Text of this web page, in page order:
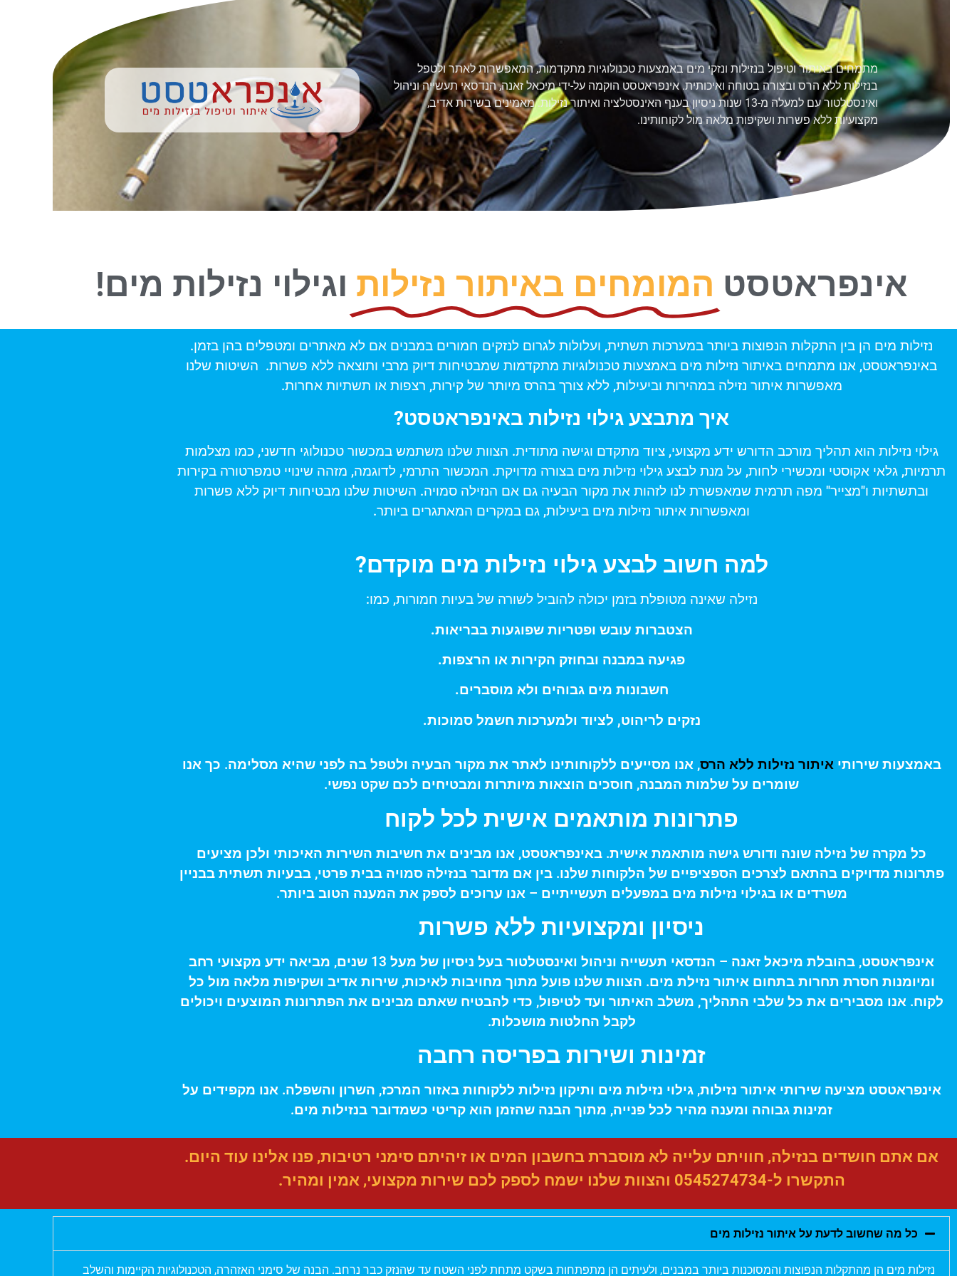
מתמחים באיתור וטיפול בנזילות ונזקי מים באמצעות טכנולוגיות מתקדמות, המאפשרות לאתר ולטפל
בנזילות ללא הרס ובצורה בטוחה ואיכותית. אינפראטסט הוקמה על-ידי מיכאל זאנה, הנדסאי תעשייה וניהול
ואינסטלטור עם למעלה מ-13 שנות ניסיון בענף האינסטלציה ואיתור נזילות. מאמינים בשירות אדיב,
מקצועיות ללא פשרות ושקיפות מלאה מול לקוחותינו.
אינפראטסט המומחים באיתור נזילות וגילוי נזילות מים!
נזילות מים הן בין התקלות הנפוצות ביותר במערכות תשתית, ועלולות לגרום לנזקים חמורים במבנים אם לא מאתרים ומטפלים בהן בזמן.
באינפראטסט, אנו מתמחים באיתור נזילות מים באמצעות טכנולוגיות מתקדמות שמבטיחות דיוק מרבי ותוצאה ללא פשרות. השיטות שלנו
מאפשרות איתור נזילה במהירות וביעילות, ללא צורך בהרס מיותר של קירות, רצפות או תשתיות אחרות.
איך מתבצע גילוי נזילות באינפראטסט?
גילוי נזילות הוא תהליך מורכב הדורש ידע מקצועי, ציוד מתקדם וגישה מתודית. הצוות שלנו משתמש במכשור טכנולוגי חדשני, כמו מצלמות
תרמיות, גלאי אקוסטי ומכשירי לחות, על מנת לבצע גילוי נזילות מים בצורה מדויקת. המכשור התרמי, לדוגמה, מזהה שינויי טמפרטורה בקירות
ובתשתיות ו"מצייר" מפה תרמית שמאפשרת לנו לזהות את מקור הבעיה גם אם הנזילה סמויה. השיטות שלנו מבטיחות דיוק ללא פשרות
ומאפשרות איתור נזילות מים ביעילות, גם במקרים המאתגרים ביותר.
למה חשוב לבצע גילוי נזילות מים מוקדם?
נזילה שאינה מטופלת בזמן יכולה להוביל לשורה של בעיות חמורות, כמו:
הצטברות עובש ופטריות שפוגעות בבריאות.
פגיעה במבנה ובחוזק הקירות או הרצפות.
חשבונות מים גבוהים ולא מוסברים.
נזקים לריהוט, לציוד ולמערכות חשמל סמוכות.
באמצעות שירותיאיתור נזילות ללא הרס, אנו מסייעים ללקוחותינו לאתר את מקור הבעיה ולטפל בה לפני שהיא מסלימה. כך אנו
שומרים על שלמות המבנה, חוסכים הוצאות מיותרות ומבטיחים לכם שקט נפשי.
פתרונות מותאמים אישית לכל לקוח
כל מקרה של נזילה שונה ודורש גישה מותאמת אישית. באינפראטסט, אנו מבינים את חשיבות השירות האיכותי ולכן מציעים
פתרונות מדויקים בהתאם לצרכים הספציפיים של הלקוחות שלנו. בין אם מדובר בנזילה סמויה בבית פרטי, בבעיות תשתית בבניין
משרדים או בגילוי נזילות מים במפעלים תעשייתיים – אנו ערוכים לספק את המענה הטוב ביותר.
ניסיון ומקצועיות ללא פשרות
אינפראטסט, בהובלת מיכאל זאנה – הנדסאי תעשייה וניהול ואינסטלטור בעל ניסיון של מעל 13 שנים, מביאה ידע מקצועי רחב
ומיומנות חסרת תחרות בתחום איתור נזילת מים. הצוות שלנו פועל מתוך מחויבות לאיכות, שירות אדיב ושקיפות מלאה מול כל
לקוח. אנו מסבירים את כל שלבי התהליך, משלב האיתור ועד לטיפול, כדי להבטיח שאתם מבינים את הפתרונות המוצעים ויכולים
לקבל החלטות מושכלות.
זמינות ושירות בפריסה רחבה
אינפראטסט מציעה שירותי איתור נזילות, גילוי נזילות מים ותיקון נזילות ללקוחות באזור המרכז, השרון והשפלה. אנו מקפידים על
זמינות גבוהה ומענה מהיר לכל פנייה, מתוך הבנה שהזמן הוא קריטי כשמדובר בנזילות מים.
אם אתם חושדים בנזילה, חוויתם עלייה לא מוסברת בחשבון המים או זיהיתם סימני רטיבות, פנו אלינו עוד היום.
התקשרו ל-0545274734 והצוות שלנו ישמח לספק לכם שירות מקצועי, אמין ומהיר.
כל מה שחשוב לדעת על איתור נזילות מים
נזילות מים הן מהתקלות הנפוצות והמסוכנות ביותר במבנים, ולעיתים הן מתפתחות בשקט מתחת לפני השטח עד שהנזק כבר נרחב. הבנה של סימני האזהרה, הטכנולוגיות הקיימות והשלב